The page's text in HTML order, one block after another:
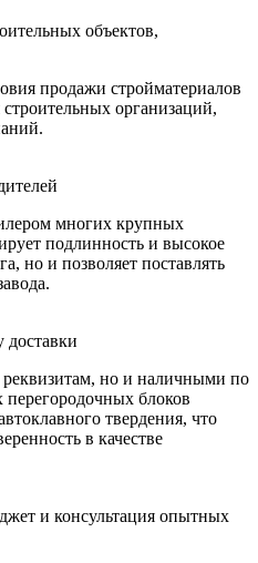
объектов,
продажи стройматериалов
организаций,
многих крупных
подлинность и высокое
но и позволяет поставлять
доставки
реквизитам, но и наличными по
блоков
твердения, что
в качестве
и консультация опытных